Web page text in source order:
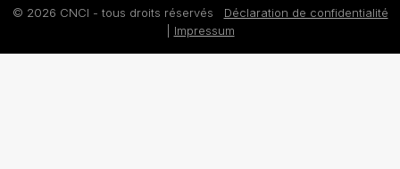
© 2026 CNCI - tous droits réservés Déclaration de confidentialité
Impressum